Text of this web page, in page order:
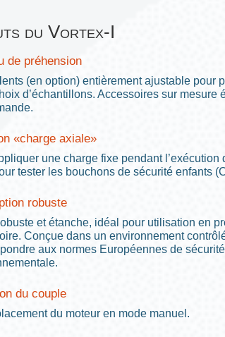
du Vortex-I
de préhension
(en option) entièrement ajustable pour
d’échantillons. Accessoires sur mesure
«charge axiale»
une charge fixe pendant l’exécution
tester les bouchons de sécurité enfants
robuste
et étanche, idéal pour utilisation en
Conçue dans un environnement
aux normes Européennes de
du couple
du moteur en mode manuel.